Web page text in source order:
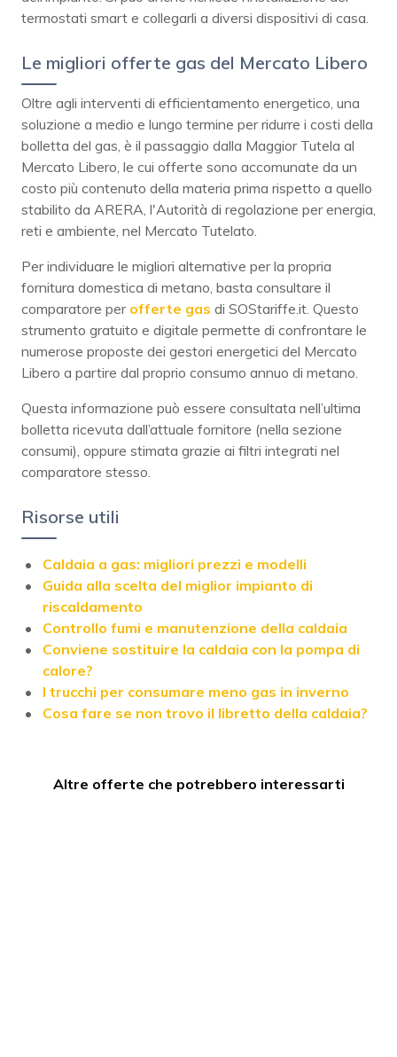
termostati smart e collegarli a diversi dispositivi di casa.
Le migliori offerte gas del Mercato Libero
Oltre agli interventi di efficientamento energetico, una
soluzione a medio e lungo termine per ridurre i costi della
bolletta del gas, è il passaggio dalla Maggior Tutela al
Mercato Libero, le cui offerte sono accomunate da un
costo più contenuto della materia prima rispetto a quello
stabilito da ARERA, l'Autorità di regolazione per energia,
reti e ambiente, nel Mercato Tutelato.
Per individuare le migliori alternative per la propria
fornitura domestica di metano, basta consultare il
comparatore per offerte gas di SOStariffe.it. Questo
strumento gratuito e digitale permette di confrontare le
numerose proposte dei gestori energetici del Mercato
Libero a partire dal proprio consumo annuo di metano.
Questa informazione può essere consultata nell’ultima
bolletta ricevuta dall’attuale fornitore (nella sezione
consumi), oppure stimata grazie ai filtri integrati nel
comparatore stesso.
Risorse utili
Caldaia a gas: migliori prezzi e modelli
Guida alla scelta del miglior impianto di
riscaldamento
Controllo fumi e manutenzione della caldaia
Conviene sostituire la caldaia con la pompa di
calore?
I trucchi per consumare meno gas in inverno
Cosa fare se non trovo il libretto della caldaia?
Altre offerte che potrebbero interessarti